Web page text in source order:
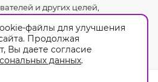
и других целей,
файлы для улучшения
Продолжая
Вы даете согласие
данных.